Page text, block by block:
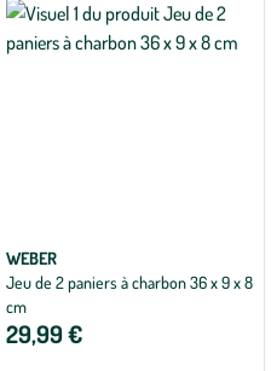
WEBER
Jeu de 2 paniers à charbon 36 x 9 x 8
cm
29,99 €